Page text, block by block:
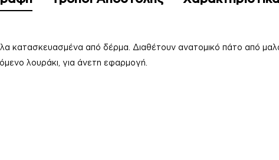
κατασκευασμένα από δέρμα. Διαθέτουν ανατομικό πάτο από
λουράκι, για άνετη εφαρμογή.